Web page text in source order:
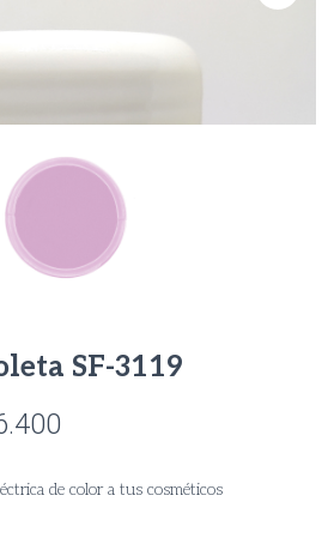
SF-3119
de color a tus cosméticos